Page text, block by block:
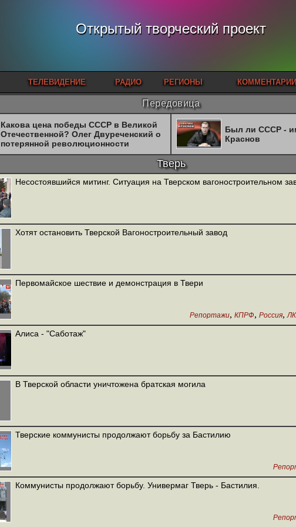
Открытый творческий проект
ТЕЛЕВИДЕНИЕ РАДИО РЕГИОНЫ КОММЕНТАРИИ
Передовица
Какова цена победы СССР в Великой
Отечественной? Олег Двуреченский о
потерянной революционности
Был ли СССР -
Краснов
Тверь
Несостоявшийся митинг. Ситуация на Тверском вагоностроительном
Хотят остановить Тверской Вагоностроительный завод
Первомайское шествие и демонстрация в Твери
Репортажи, КПРФ, Россия,
Алиса - "Саботаж"
В Тверской области уничтожена братская могила
Тверские коммунисты продолжают борьбу за Бастилию
Коммунисты продолжают борьбу. Универмаг Тверь - Бастилия.